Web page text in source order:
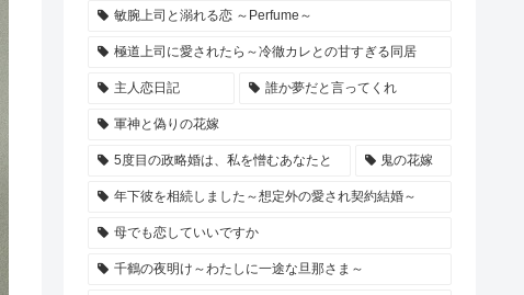
敏腕上司と溺れる恋 ～Perfume～
極道上司に愛されたら～冷徹カレとの甘すぎる同居
主人恋日記 誰か夢だと言ってくれ
軍神と偽りの花嫁
5度目の政略婚は、私を憎むあなたと 鬼の花嫁
年下彼を相続しました～想定外の愛され契約結婚～
母でも恋していいですか
千鶴の夜明け～わたしに一途な旦那さま～